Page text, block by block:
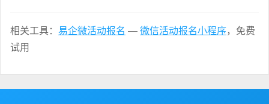
相关工具： 易企微活动报名 — 微信活动报名小程序，免费
试用